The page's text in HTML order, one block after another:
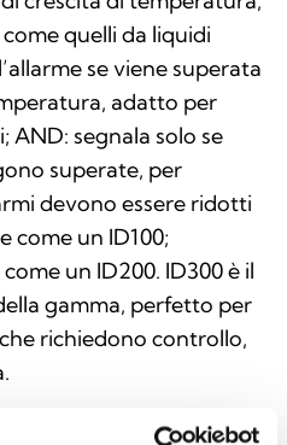
quelli da liquidi
se viene superata
adatto per
AND: segnala solo se
superate, per
devono essere ridotti
come un ID100;
un ID200. ID300 è il
gamma, perfetto per
richiedono controllo,